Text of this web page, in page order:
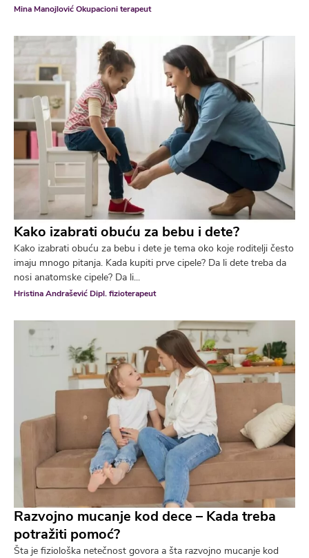
Mina Manojlović Okupacioni terapeut
Kako izabrati obuću za bebu i dete?
Kako izabrati obuću za bebu i dete je tema oko koje roditelji često
imaju mnogo pitanja. Kada kupiti prve cipele? Da li dete treba da
nosi anatomske cipele? Da li...
Hristina Andrašević Dipl. fizioterapeut
Razvojno mucanje kod dece – Kada treba
potražiti pomoć?
Šta je fiziološka netečnost govora a šta razvojno mucanje kod